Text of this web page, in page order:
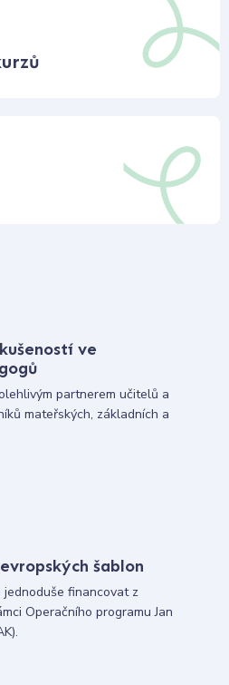
ve
partnerem učitelů a
mateřských, základních a
šablon
financovat z
Operačního programu Jan